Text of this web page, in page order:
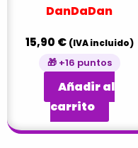
DanDaDan
15,90 € (IVA incluido)
🎁 +16 puntos
Añadir al
carrito